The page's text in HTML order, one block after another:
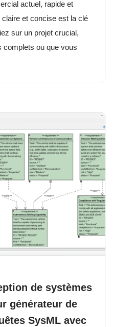
actuel, rapide et
et concise est la clé
sur un projet crucial,
complets ou que vous
de systèmes
générateur de
SysML avec